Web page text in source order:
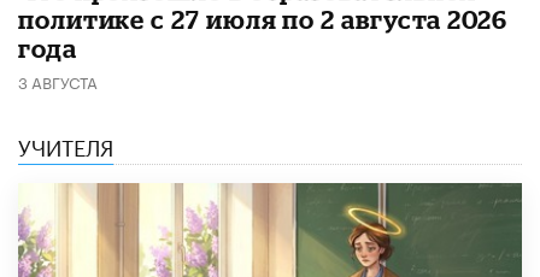
политике с 27 июля по 2 августа 2026
года
3 АВГУСТА
УЧИТЕЛЯ